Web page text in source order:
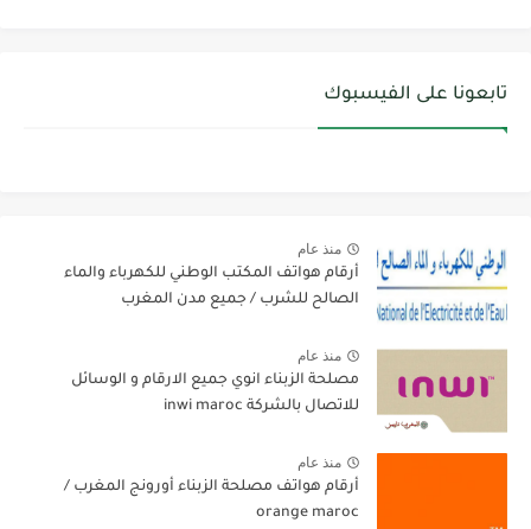
تابعونا على الفيسبوك
منذ عام
أرقام هواتف المكتب الوطني للكهرباء والماء
الصالح للشرب / جميع مدن المغرب
منذ عام
مصلحة الزبناء انوي جميع الارقام و الوسائل
للاتصال بالشركة inwi maroc
منذ عام
أرقام هواتف مصلحة الزبناء أورونج المغرب /
orange maroc